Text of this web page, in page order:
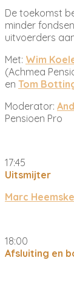
De toekomst
minder
uitvoerders
Met: Wim
(Achmea
en Tom
Moderator:
Pensioen Pro
17:45
Uitsmijter
Marc
18:00
Afsluiting en